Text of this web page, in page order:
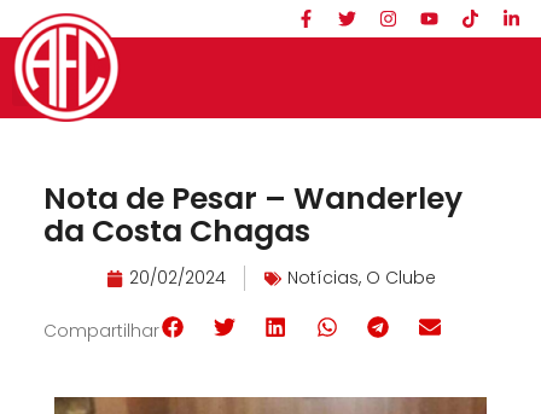
Nota de Pesar – Wanderley
da Costa Chagas
20/02/2024 Notícias, O Clube
Compartilhar